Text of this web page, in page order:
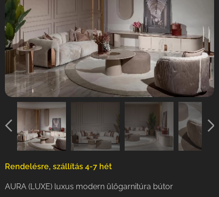
Rendelésre, szállítás 4-7 hét
AURA (LUXE) luxus modern ülőgarnitúra bútor